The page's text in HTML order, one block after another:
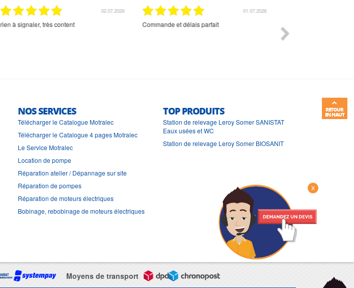
02.07.2026
rien à signaler, très content
01.07.2026
Commande et délais parfait
NOS SERVICES
Télécharger le Catalogue Motralec
Télécharger le Catalogue 4 pages Motralec
Le Service Motralec
Location de pompe
Réparation atelier / Dépannage sur site
Réparation de pompes
Réparation de moteurs électriques
Bobinage, rebobinage de moteurs électriques
TOP PRODUITS
Station de relevage Leroy Somer SANISTAT
Eaux usées et WC
Station de relevage Leroy Somer BIOSANIT
Moyens de transport
X
RETOUR
EN HAUT